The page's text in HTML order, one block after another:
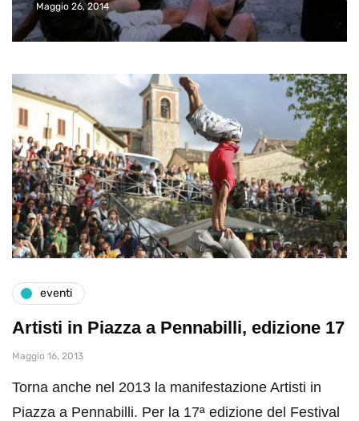
Maggio 26, 2014
eventi
Artisti in Piazza a Pennabilli, edizione 17
Maggio 16, 2013
Torna anche nel 2013 la manifestazione Artisti in
Piazza a Pennabilli. Per la 17ª edizione del Festival